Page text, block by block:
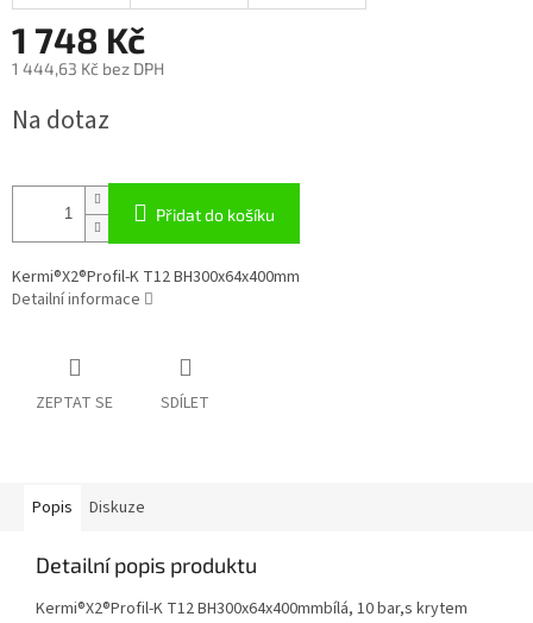
1 748 Kč
1 444,63 Kč bez DPH
cena:
Na dotaz
Přidat do košíku
Kermi®X2®Profil-K T12 BH300x64x400mm
Detailní informace
ZEPTAT SE SDÍLET
Popis Diskuze
Detailní popis produktu
Kermi®X2®Profil-K T12 BH300x64x400mmbílá, 10 bar,s krytem